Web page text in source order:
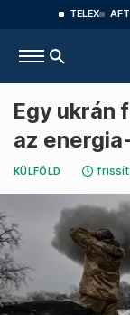
TELEX
Egy ukrán
az
KÜLFÖLD